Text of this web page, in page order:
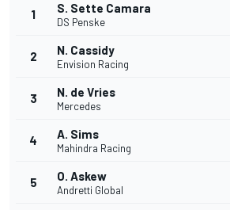
1 S. Sette Camara
DS Penske
2 N. Cassidy
Envision Racing
3 N. de Vries
Mercedes
4 A. Sims
Mahindra Racing
5 O. Askew
Andretti Global